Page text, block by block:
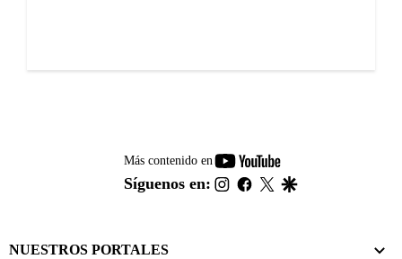
Más contenido en
youtube-
footer
Síguenos en: instagram
facebook
twitter
NUESTROS PORTALES